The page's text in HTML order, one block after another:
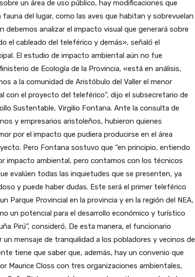
un área de uso público, hay modificaciones que
del lugar, como las aves que habitan y sobrevuelan
debemos analizar el impacto visual que generará sobre
el cableado del teleférico y demás», señaló el
El estudio de impacto ambiental aún no fue
de Ecología de la Provincia, «está en análisis,
a la comunidad de Aristóbulo del Valler el menor
con el proyecto del teleférico”, dijo el subsecretario de
Sustentable, Virgilio Fontana. Ante la consulta de
y empresarios aristoleños, hubieron quienes
por el impacto que pudiera producirse en el área
Pero Fontana sostuvo que “en principio, entiendo
impacto ambiental, pero contamos con los técnicos
evalúen todas las inquietudes que se presenten, ya
y puede haber dudas. Este será el primer teleférico
Parque Provincial en la provincia y en la región del NEA,
un potencial para el desarrollo económico y turístico
Pirú”, consideró, De esta manera, el funcionario
mensaje de tranquilidad a los pobladores y vecinos de
tiene que saber que, además, hay un convenio que
Maurice Closs con tres organizaciones ambientales,